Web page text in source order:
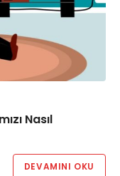
Nasıl
DEVAMINI OKU